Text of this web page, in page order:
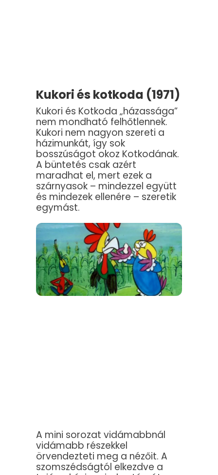
Kukori és kotkoda (1971)
Kukori és Kotkoda „házassága”
nem mondható felhőtlennek.
Kukori nem nagyon szereti a
házimunkát, így sok
bosszúságot okoz Kotkodának.
A büntetés csak azért
maradhat el, mert ezek a
szárnyasok – mindezzel együtt
és mindezek ellenére – szeretik
egymást.
A mini sorozat vidámabbnál
vidámabb részekkel
örvendezteti meg a nézőit. A
szomszédságtól elkezdve a